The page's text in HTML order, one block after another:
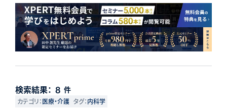
検索結果： 8 件
カテゴリ：医療・介護 タグ：内科学